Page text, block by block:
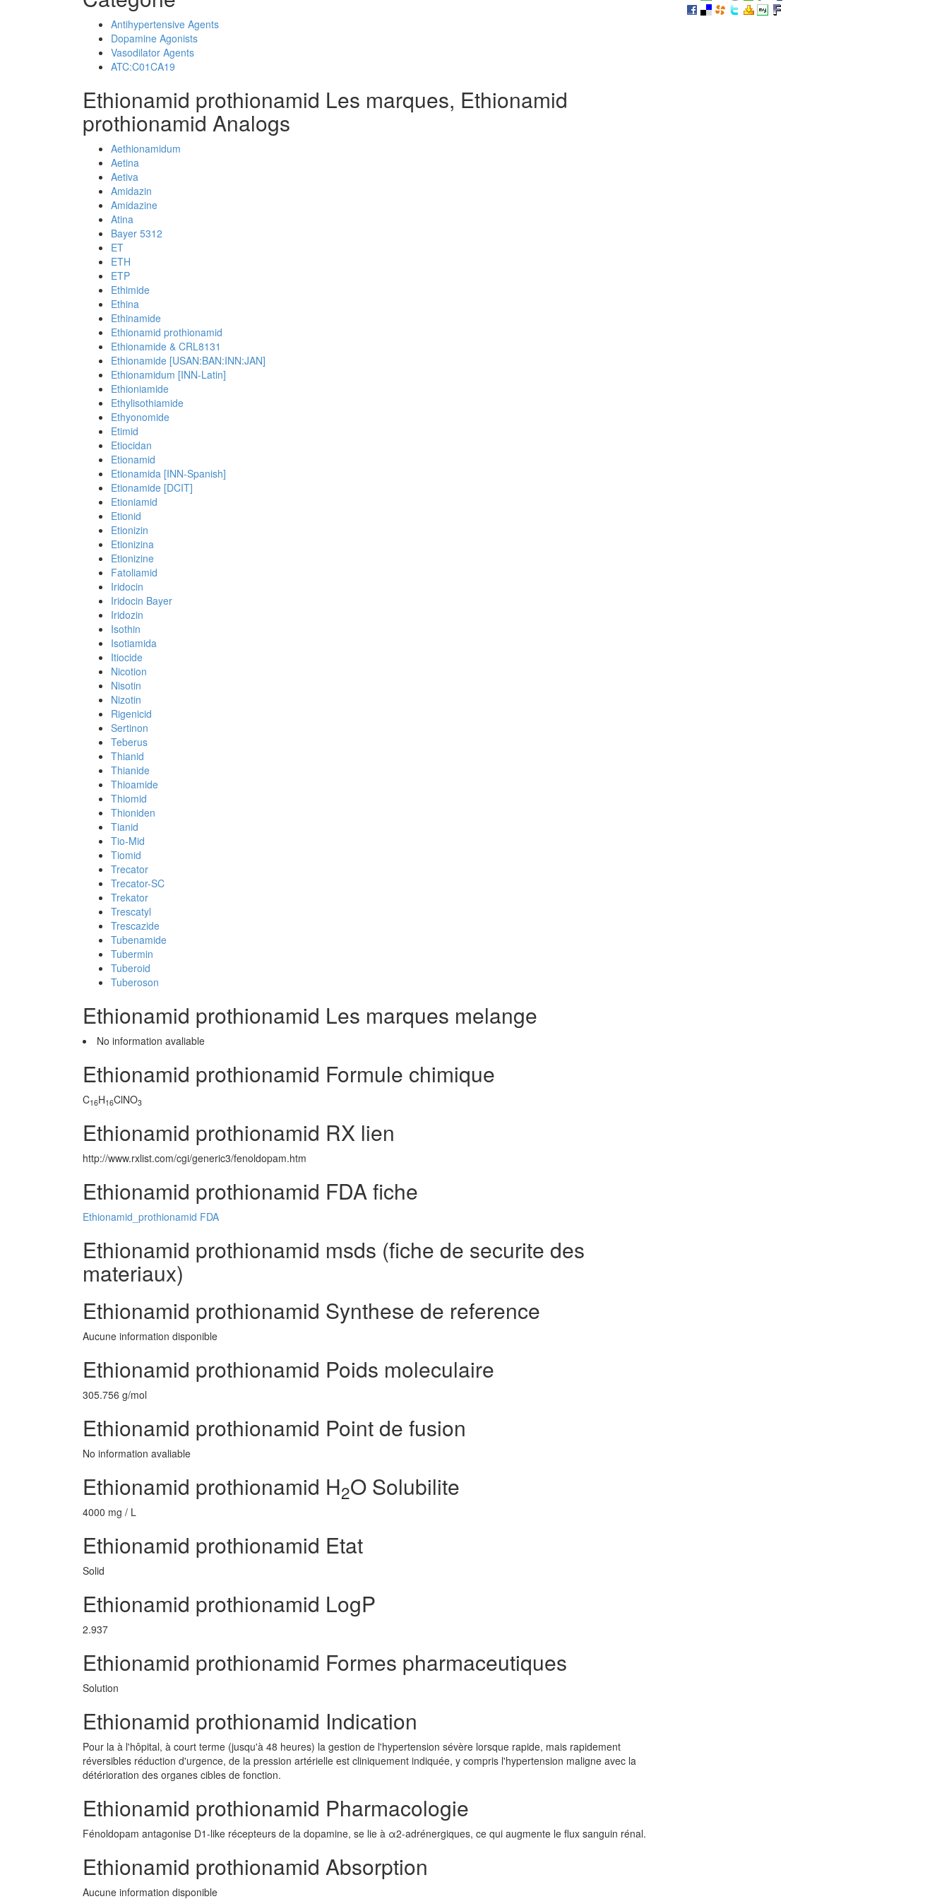
Antihypertensive Agents
Dopamine Agonists
Vasodilator Agents
ATC:C01CA19
Ethionamid prothionamid Les marques, Ethionamid
prothionamid Analogs
Aethionamidum
Aetina
Aetiva
Amidazin
Amidazine
Atina
Bayer 5312
ET
ETH
ETP
Ethimide
Ethina
Ethinamide
Ethionamid prothionamid
Ethionamide & CRL8131
Ethionamide [USAN:BAN:INN:JAN]
Ethionamidum [INN-Latin]
Ethioniamide
Ethylisothiamide
Ethyonomide
Etimid
Etiocidan
Etionamid
Etionamida [INN-Spanish]
Etionamide [DCIT]
Etioniamid
Etionid
Etionizin
Etionizina
Etionizine
Fatoliamid
Iridocin
Iridocin Bayer
Iridozin
Isothin
Isotiamida
Itiocide
Nicotion
Nisotin
Nizotin
Rigenicid
Sertinon
Teberus
Thianid
Thianide
Thioamide
Thiomid
Thioniden
Tianid
Tio-Mid
Tiomid
Trecator
Trecator-SC
Trekator
Trescatyl
Trescazide
Tubenamide
Tubermin
Tuberoid
Tuberoson
Ethionamid prothionamid Les marques melange
No information avaliable
Ethionamid prothionamid Formule chimique
C16H16ClNO3
Ethionamid prothionamid RX lien
http://www.rxlist.com/cgi/generic3/fenoldopam.htm
Ethionamid prothionamid FDA fiche
Ethionamid_prothionamid FDA
Ethionamid prothionamid msds (fiche de securite des
materiaux)
Ethionamid prothionamid Synthese de reference
Aucune information disponible
Ethionamid prothionamid Poids moleculaire
305.756 g/mol
Ethionamid prothionamid Point de fusion
No information avaliable
Ethionamid prothionamid H2O Solubilite
4000 mg / L
Ethionamid prothionamid Etat
Solid
Ethionamid prothionamid LogP
2.937
Ethionamid prothionamid Formes pharmaceutiques
Solution
Ethionamid prothionamid Indication
Pour la à l'hôpital, à court terme (jusqu'à 48 heures) la gestion de l'hypertension sévère lorsque rapide, mais rapidement
réversibles réduction d'urgence, de la pression artérielle est cliniquement indiquée, y compris l'hypertension maligne avec la
détérioration des organes cibles de fonction.
Ethionamid prothionamid Pharmacologie
Fénoldopam antagonise D1-like récepteurs de la dopamine, se lie à α2-adrénergiques, ce qui augmente le flux sanguin rénal.
Ethionamid prothionamid Absorption
Aucune information disponible